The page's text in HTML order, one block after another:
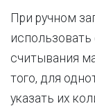
При ручном
считывания
того, для
указать их